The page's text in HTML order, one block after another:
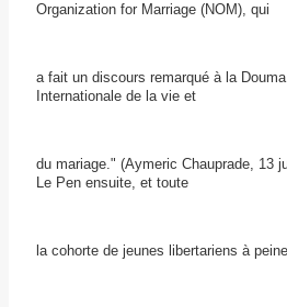
Organization for Marriage (NOM), qui
a fait un discours remarqué à la
Internationale de la vie et
du mariage." (Aymeric Chauprade, 13
Le Pen ensuite, et toute
la cohorte de jeunes libertariens à